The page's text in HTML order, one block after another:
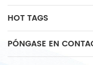
HOT TAGS
PÓNGASE EN